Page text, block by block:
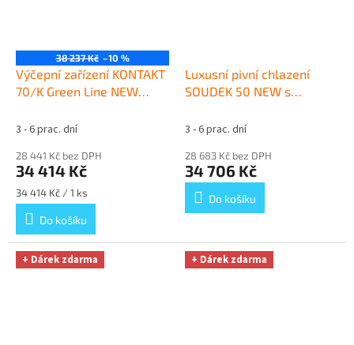
38 237 Kč –10 %
Výčepní zařízení KONTAKT
70/K Green Line NEW
Dárek zdarma
3 - 6 prac. dní
28 441 Kč bez DPH
34 414 Kč
Měrná
cena:
34 414 Kč / 1 ks
Do košíku
Luxusní pivní chlazení
SOUDEK 50 NEW s
bez naražečů
3 - 6 prac. dní
28 683 Kč bez DPH
34 706 Kč
Do košíku
+ Dárek zdarma + Dárek zdarma